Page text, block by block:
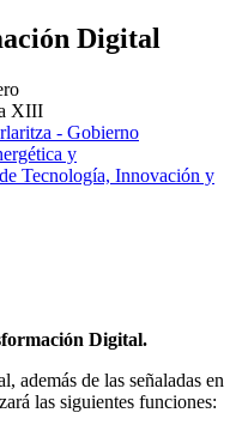
Digital
XIII
- Gobierno
y
Tecnología, Innovación y
Digital.
además de las señaladas en
las siguientes funciones: